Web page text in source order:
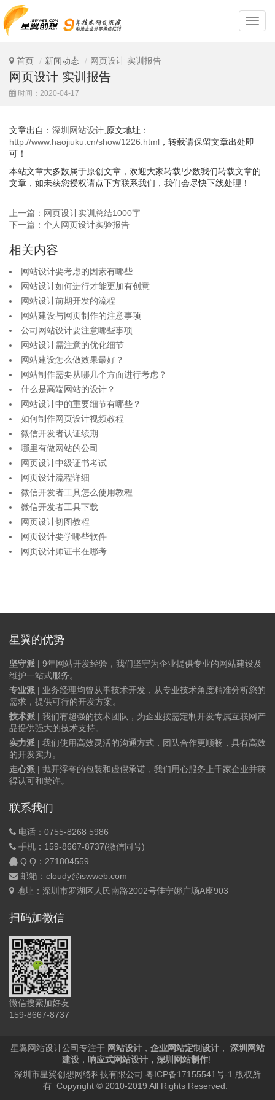
深
圳
首页 新闻动态 网页设计 实训报告
网页设计 实训报告
时间：2020-04-17
文章出自： 深圳网站设计 ,原文地址：
http://www.haojiuku.cn/show/1226.html ，转载请保留文章出处即
可！
本站文章大多数属于原创文章，欢迎大家转载!少数我们转载文章的
文章，如未获您授权请点下方联系我们，我们会尽快下线处理！
上一篇：网页设计实训总结1000字
下一篇：个人网页设计实验报告
相关内容
网站设计要考虑的因素有哪些
网站设计如何进行才能更加有创意
网站设计前期开发的流程
网站建设与网页制作的注意事项
公司网站设计要注意哪些事项
网站设计需注意的优化细节
网站建设怎么做效果最好？
网站制作需要从哪几个方面进行考虑？
什么是高端网站的设计？
网站设计中的重要细节有哪些？
如何制作网页设计视频教程
微信开发者认证续期
哪里有做网站的公司
网页设计中级证书考试
网页设计流程详细
微信开发者工具怎么使用教程
微信开发者工具下载
网页设计切图教程
网页设计要学哪些软件
网页设计师证书在哪考
星翼的优势
坚守派 | 9年网站开发经验，我们坚守为企业提供专业的网站建设及
维护一站式服务。
专业派 | 业务经理均曾从事技术开发，从专业技术角度精准分析您的
需求，提供可行的开发方案。
技术派 | 我们有超强的技术团队，为企业按需定制开发专属互联网产
品提供强大的技术支持。
实力派 | 我们使用高效灵活的沟通方式，团队合作更顺畅，具有高效
的开发实力。
走心派 | 抛开浮夸的包装和虚假承诺，我们用心服务上千家企业并获
得认可和赞许。
联系我们
电话：0755-8268 5986
手机：159-8667-8737(微信同号)
Q Q： 271804559
邮箱：cloudy@iswweb.com
地址：深圳市罗湖区人民南路2002号佳宁娜广场A座903
扫码加微信
微信搜索加好友
159-8667-8737
星翼网站设计公司专注于 网站设计 ， 企业网站定制设计 ，
深圳网站
建设 ， 响应式网站设计 ， 深圳网站制作!
深圳市星翼创想网络科技有限公司 粤ICP备17155541号-1 版权所
有 Copyright © 2010-2019 All Rights Reserved.